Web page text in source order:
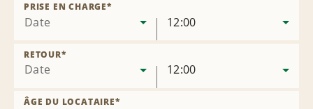
Date
PRISE EN CHARGE*
12:00
Date
RETOUR*
12:00
ÂGE DU LOCATAIRE*